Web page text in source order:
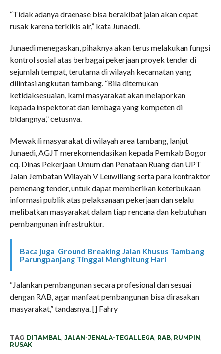
“Tidak adanya draenase bisa berakibat jalan akan cepat
rusak karena terkikis air,” kata Junaedi.
Junaedi menegaskan, pihaknya akan terus melakukan fungsi
kontrol sosial atas berbagai pekerjaan proyek tender di
sejumlah tempat, terutama di wilayah kecamatan yang
dilintasi angkutan tambang. “Bila ditemukan
ketidaksesuaian, kami masyarakat akan melaporkan
kepada inspektorat dan lembaga yang kompeten di
bidangnya,” cetusnya.
Mewakili masyarakat di wilayah area tambang, lanjut
Junaedi, AGJT merekomendasikan kepada Pemkab Bogor
cq. Dinas Pekerjaan Umum dan Penataan Ruang dan UPT
Jalan Jembatan Wilayah V Leuwiliang serta para kontraktor
pemenang tender, untuk dapat memberikan keterbukaan
informasi publik atas pelaksanaan pekerjaan dan selalu
melibatkan masyarakat dalam tiap rencana dan kebutuhan
pembangunan infrastruktur.
Baca juga Ground Breaking Jalan Khusus Tambang
Parungpanjang Tinggal Menghitung Hari
“Jalankan pembangunan secara profesional dan sesuai
dengan RAB, agar manfaat pembangunan bisa dirasakan
masyarakat,” tandasnya. [] Fahry
TAG DITAMBAL JALAN-JENALA-TEGALLEGA, RAB, RUMPIN
RUSAK